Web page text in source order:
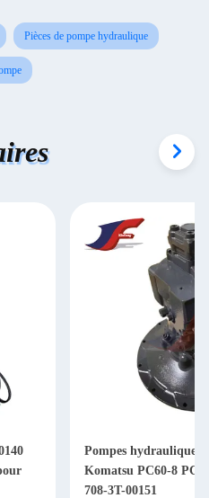
Pièces de pompe hydraulique
00161
Excavateur pompe
principale Assy 708-
7K